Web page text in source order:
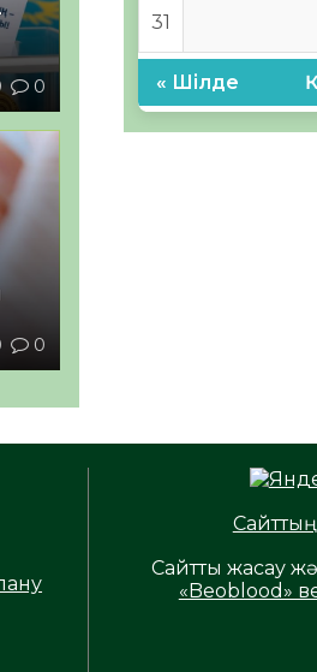
0
0
31
« Шілде
Сайттың
Сайтты жасау
«Beoblood»